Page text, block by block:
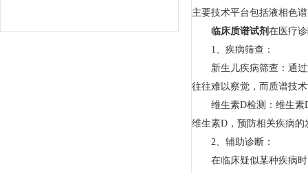
主要技术平台包括液相色
临床质谱试剂 在医疗
1、疾病筛查：
新生儿疾病筛查：通过
往往难以察觉，而质谱技
维生素D检测：维生素D
维生素D，预防相关疾病的
2、辅助诊断：
在临床疑似某种疾病时